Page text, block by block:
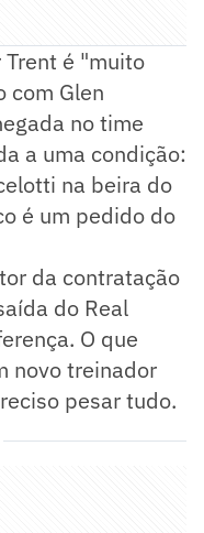
é "muito
com Glen
no time
a uma condição:
na beira do
é um pedido do
da contratação
do Real
O que
novo treinador
pesar tudo.